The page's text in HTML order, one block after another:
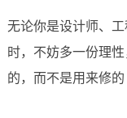
无论你是设计师、
时，不妨多一份理
的，而不是用来修的